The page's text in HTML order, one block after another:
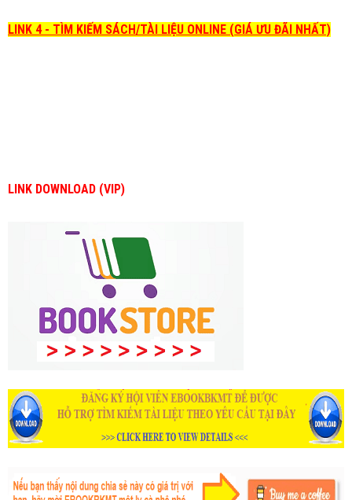
LINK 4 - TÌM KIẾM SÁCH/TÀI LIỆU ONLINE (GIÁ ƯU ĐÃI NHẤT)
LINK DOWNLOAD (VIP)